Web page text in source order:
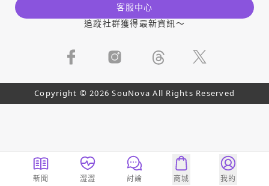
客服中心
追蹤社群獲得最新資訊～
Copyright © 2026 SouNova All Rights Reserved
新聞 澀澀 討論 商城 我的